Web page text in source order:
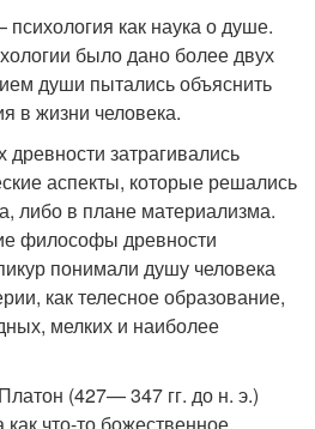
как наука о душе.
было дано более двух
души пытались объяснить
в жизни человека.
затрагивались
аспекты, которые решались
либо в плане материализма.
философы древности
понимали душу человека
как телесное образование,
мелких и наиболее
(427— 347 гг. до н. э.)
что-то божественное,